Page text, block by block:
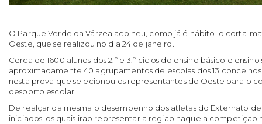
O Parque Verde da Várzea acolheu, como já é hábito, o corta-
Oeste, que se realizou no dia 24 de janeiro.
Cerca de 1600 alunos dos 2.º e 3.º ciclos do ensino básico e
aproximadamente 40 agrupamentos de escolas dos 13
nesta prova que selecionou os representantes do Oeste para o
desporto escolar.
De realçar da mesma o desempenho dos atletas do Externato
iniciados, os quais irão representar a região naquela competição